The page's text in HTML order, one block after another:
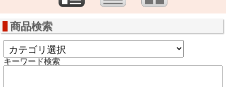
商品検索
キーワード検索